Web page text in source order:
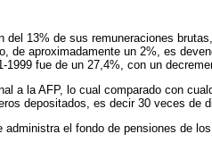
13% de sus remuneraciones
aproximadamente un 2%, es
fue de un 27,4%, con un
a la AFP, lo cual comparado con
depositados, es decir 30 veces de
el fondo de pensiones de